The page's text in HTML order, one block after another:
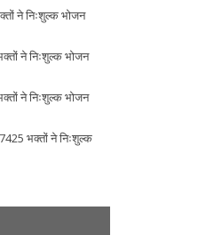
ने निःशुल्क भोजन
ने निःशुल्क भोजन
ने निःशुल्क भोजन
भक्तों ने निःशुल्क